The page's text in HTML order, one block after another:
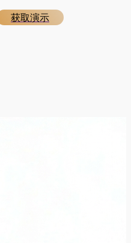
获取演示